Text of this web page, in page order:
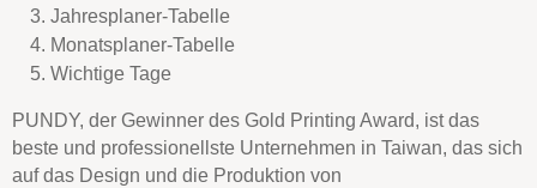
3. Jahresplaner-Tabelle
4. Monatsplaner-Tabelle
5. Wichtige Tage
PUNDY, der Gewinner des Gold Printing Award, ist das
beste und professionellste Unternehmen in Taiwan, das sich
auf das Design und die Produktion von